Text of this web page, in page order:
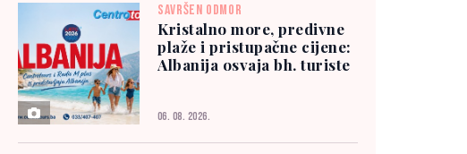
SAVRŠEN ODMOR
Kristalno more, predivne
plaže i pristupačne cijene:
Albanija osvaja bh. turiste
06. 08. 2026.